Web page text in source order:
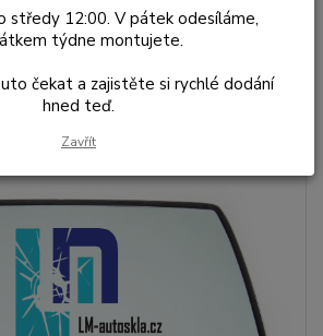
- KIA PRO-CEE'D
(r.2007-)
středy 12:00. V pátek odesíláme,
týdne montujete.
čekat a zajistěte si rychlé dodání
hned teď.
Zavřít